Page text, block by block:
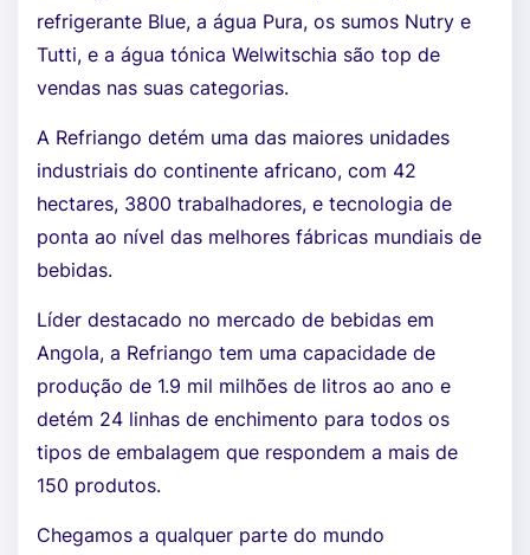
refrigerante Blue, a água Pura, os sumos Nutry e
Tutti, e a água tónica Welwitschia são top de
vendas nas suas categorias.
A Refriango detém uma das maiores unidades
industriais do continente africano, com 42
hectares, 3800 trabalhadores, e tecnologia de
ponta ao nível das melhores fábricas mundiais de
bebidas.
Líder destacado no mercado de bebidas em
Angola, a Refriango tem uma capacidade de
produção de 1.9 mil milhões de litros ao ano e
detém 24 linhas de enchimento para todos os
tipos de embalagem que respondem a mais de
150 produtos.
Chegamos a qualquer parte do mundo